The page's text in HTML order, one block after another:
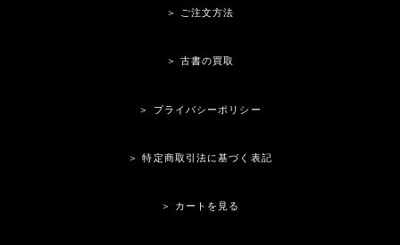
＞ ご注文方法
＞ 古書の買取
＞ プライバシーポリシー
＞ 特定商取引法に基づく表記
＞ カートを見る